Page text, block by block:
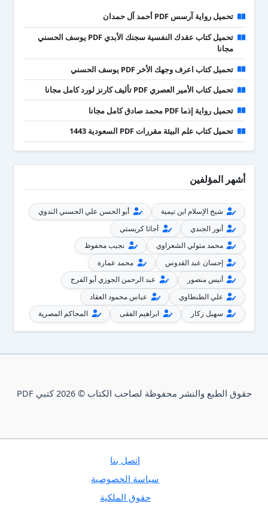
تحميل رواية آرسس PDF أحمد آل حمدان
تحميل كتاب عقدك النفسية سجنك الأبدي PDF يوسف الحسني
مجانا
تحميل كتاب اعرف وجهك الأخر PDF يوسف الحسني
تحميل كتاب الأمير العصري PDF تأليف كارنز لورد كامل مجانا
تحميل رواية إذما PDF محمد صادق كامل مجانا
تحميل كتاب علم البيئة مقررات PDF السعودية 1443
أشهر المؤلفين
شيخ الإسلام ابن تيمية
أبو الحسن علي الحسني الندوي
أنور الجندي
أجاثا كريستي
محمد متولي الشعراوي
نجيب محفوظ
إحسان عبد القدوس
محمد عمارة
أنيس منصور
عبد الرحمن الجوزي أبو الفرج
علي الطنطاوي
عباس محمود العقاد
سهيل زكار
ابراهيم الفقى المحاكم المصرية
حقوق الطبع والنشر محفوظة لصاحب الكتاب © 2026 كتبي PDF
إتصل بنا
سياسة الخصوصية
حقوق الملكية